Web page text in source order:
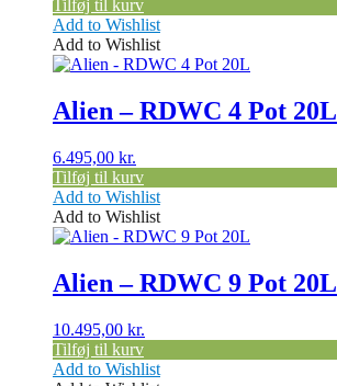
Tilføj til kurv
Add to Wishlist
Add to Wishlist
Alien – RDWC 4 Pot 20L
6.495,00 kr.
Tilføj til kurv
Add to Wishlist
Add to Wishlist
Alien – RDWC 9 Pot 20L
10.495,00 kr.
Tilføj til kurv
Add to Wishlist